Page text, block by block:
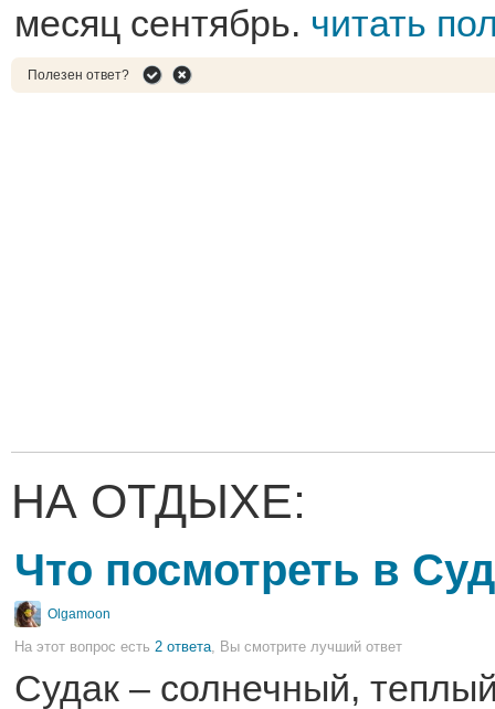
месяц сентябрь. читать
Полезен ответ?
НА ОТДЫХЕ:
Что посмотреть в
Olgamoon
На этот вопрос есть 2 ответа , Вы смотрите лучший ответ
Судак – солнечный,